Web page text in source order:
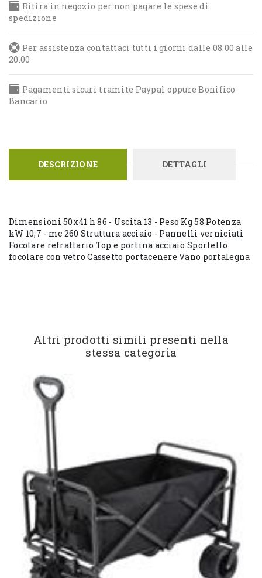
Ritira in negozio per non pagare le spese di
spedizione
Per assistenza contattaci tutti i giorni dalle 08.00 alle
20.00
Pagamenti sicuri tramite Paypal oppure Bonifico
Bancario
DESCRIZIONE DETTAGLI
Dimensioni 50x41 h 86 - Uscita 13 - Peso Kg 58 Potenza
kW 10,7 - mc 260 Struttura acciaio - Pannelli verniciati
Focolare refrattario Top e portina acciaio Sportello
focolare con vetro Cassetto portacenere Vano portalegna
Altri prodotti simili presenti nella
stessa categoria